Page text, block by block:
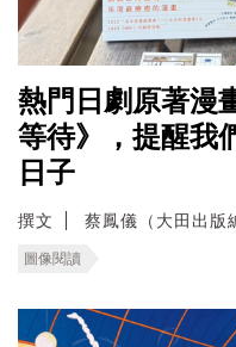
熱門日劇原著漫
等待》，提醒我
日子
撰文 蔡鳳儀（大田出版
圖像閱讀